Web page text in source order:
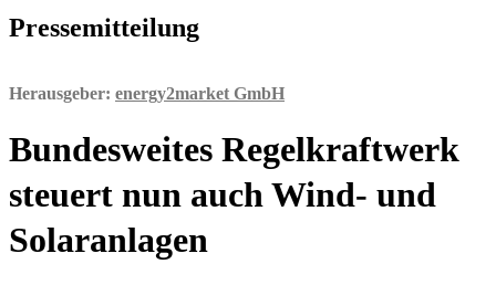
Pressemitteilung
Herausgeber: energy2market GmbH
Bundesweites Regelkraftwerk
steuert nun auch Wind- und
Solaranlagen